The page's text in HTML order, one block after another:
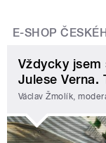
E-SHOP
Vždycky
Julese Verna.
Václav Žmolík,